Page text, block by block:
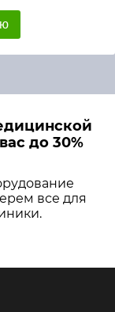
до 30%
все для